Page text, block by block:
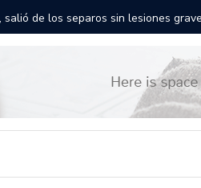
de Guadalajara: aparta la fecha